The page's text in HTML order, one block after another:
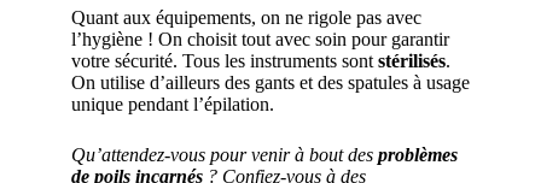
Quant aux équipements, on ne rigole pas avec
l’hygiène ! On choisit tout avec soin pour garantir
votre sécurité. Tous les instruments sont stérilisés.
On utilise d’ailleurs des gants et des spatules à usage
unique pendant l’épilation.
Qu’attendez-vous pour venir à bout des problèmes
de poils incarnés? Confiez-vous à des